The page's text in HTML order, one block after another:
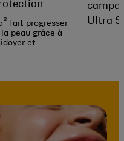
® fait progresser
peau grâce à
et
Ultra